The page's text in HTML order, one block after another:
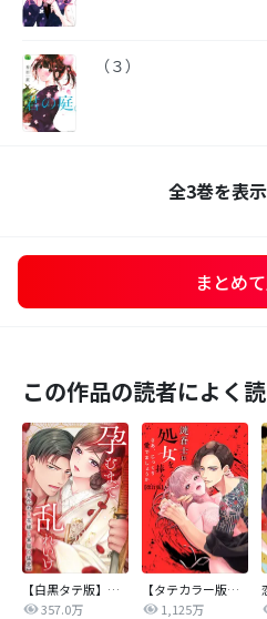
（３）
全3巻を表
まとめ
この作品の読者によく
【白黒タテ版】孕むまで乱れいけ～身代わり花嫁と軍服の猛愛
357.0万
【タテカラー版】漣蒼士に処女を捧ぐ～さあ、じっくり愛でましょうか
1,125万